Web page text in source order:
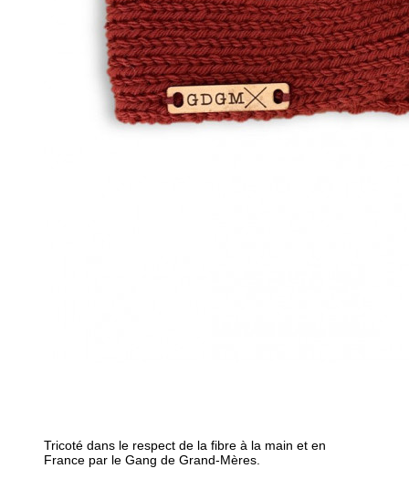
Tricoté dans le respect de la fibre à la main et en
France par le Gang de Grand-Mères.